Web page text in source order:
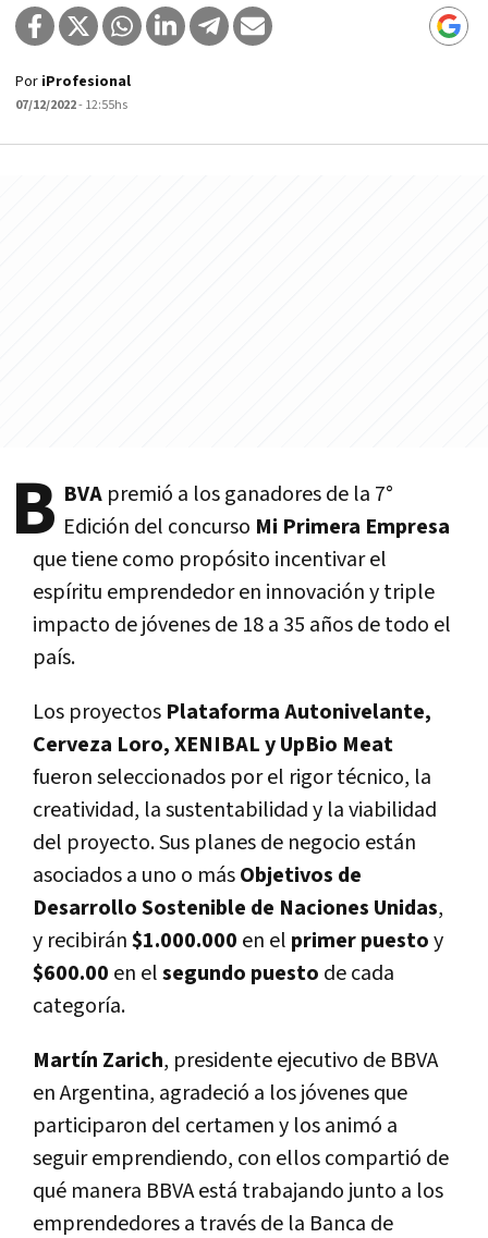
Por iProfesional
07/12/2022- 12:55hs
B BVA premió a los ganadores de la 7°
Edición del concurso Mi Primera Empresa
que tiene como propósito incentivar el
espíritu emprendedor en innovación y triple
impacto de jóvenes de 18 a 35 años de todo el
país.
Los proyectos Plataforma Autonivelante,
Cerveza Loro, XENIBAL y UpBio Meat
fueron seleccionados por el rigor técnico, la
creatividad, la sustentabilidad y la viabilidad
del proyecto. Sus planes de negocio están
asociados a uno o másObjetivos de
Desarrollo Sostenible de Naciones Unidas,
y recibirán$1.000.000 en el primer puestoy
$600.00 en elsegundo puesto de cada
categoría.
Martín Zarich, presidente ejecutivo de BBVA
en Argentina, agradeció a los jóvenes que
participaron del certamen y los animó a
seguir emprendiendo, con ellos compartió de
qué manera BBVA está trabajando junto a los
emprendedores a través de la Banca de